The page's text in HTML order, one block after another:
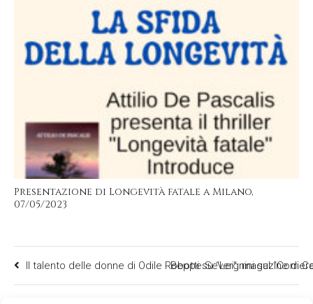
Presentazione di Longevità fatale a Milano,
07/05/2023
Il talento delle donne di Odile Robotti su “Lei”, magazine di
Beppe Severgnini sul